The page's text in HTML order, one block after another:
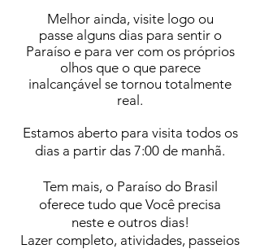
Melhor ainda, visite logo ou
passe alguns dias para sentir o
Paraíso e para ver com os próprios
olhos que o que parece
inalcançável se tornou totalmente
real.
Estamos aberto para visita todos os
dias a partir das 7:00 de manhã.
Tem mais, o Paraíso do Brasil
oferece tudo que Você precisa
neste e outros dias!
Lazer completo, atividades, passeios